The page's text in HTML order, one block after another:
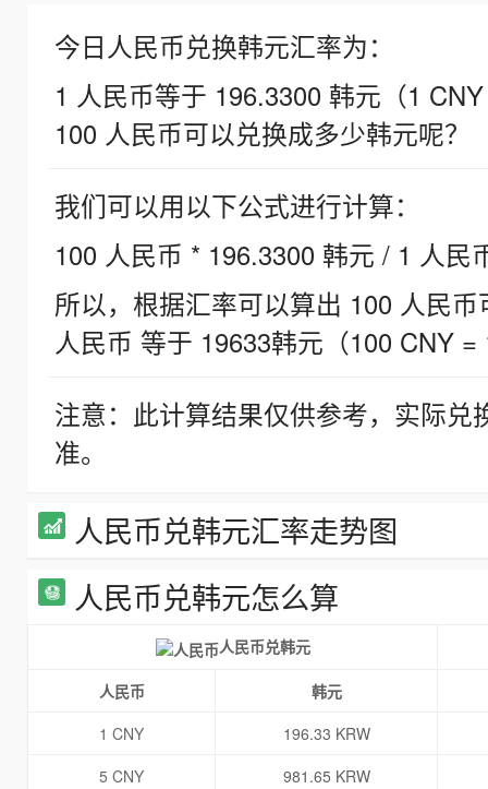
今日人民币兑换韩元汇率为：
1 人民币等于 196.3300 韩元（1
100 人民币可以兑换成多少韩元呢？
我们可以用以下公式进行计算：
100 人民币 * 196.3300 韩元 / 1 人民
所以，根据汇率可以算出 100 人民
人民币 等于 19633韩元（100 CNY =
注意：此计算结果仅供参考，实际
准。
人民币兑韩元汇率走势图
人民币兑韩元怎么算
人民币兑韩元
人民币
韩元
1 CNY
196.33 KRW
5 CNY
981.65 KRW